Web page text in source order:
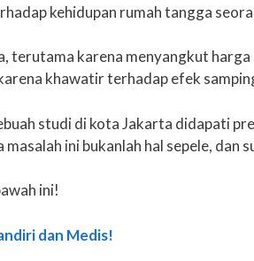
kehidupan rumah tangga
terutama karena menyangkut
khawatir terhadap efek
studi di kota Jakarta didapati
ini bukanlah hal sepele, dan
ini!
dan Medis!